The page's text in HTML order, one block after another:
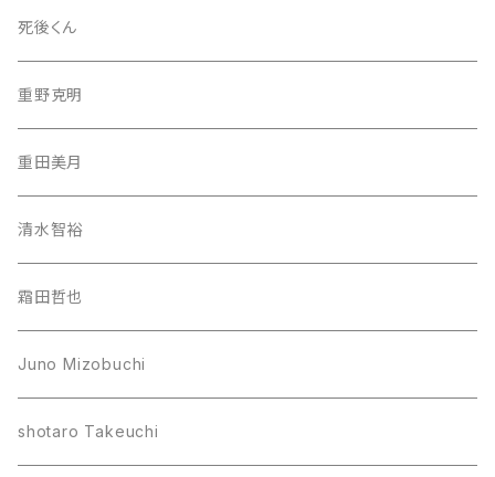
死後くん
重野克明
重田美月
清水智裕
霜田哲也
Juno Mizobuchi
shotaro Takeuchi